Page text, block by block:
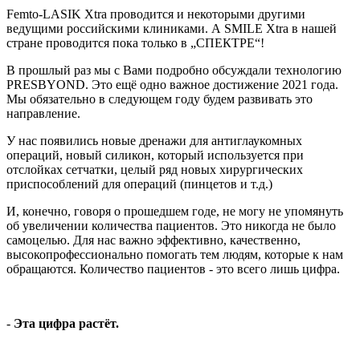
Femto-LASIK Хtra проводится и некоторыми другими
ведущими российскими клиниками. А SMILE Хtra в нашей
стране проводится пока только в „СПЕКТРЕ“!
В прошлый раз мы с Вами подробно обсуждали технологию
PRESBYOND. Это ещё одно важное достижение 2021 года.
Мы обязательно в следующем году будем развивать это
направление.
У нас появились новые дренажи для антиглаукомных
операций, новый силикон, который используется при
отслойках сетчатки, целый ряд новых хирургических
приспособлений для операций (пинцетов и т.д.)
И, конечно, говоря о прошедшем годе, не могу не упомянуть
об увеличении количества пациентов. Это никогда не было
самоцелью. Для нас важно эффективно, качественно,
высокопрофессионально помогать тем людям, которые к нам
обращаются. Количество пациентов - это всего лишь цифра.
- Эта цифра растёт.